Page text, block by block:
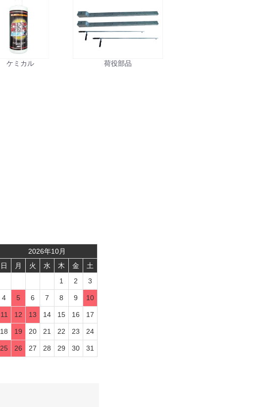
ケミカル 荷役部品
2026年10月
日
月 火 水 木 金
土
1
2 3
4 5 6 7 8 9 10
11 12 13 14 15 16 17
18 19 20 21 22 23 24
25 26 27 28 29 30 31